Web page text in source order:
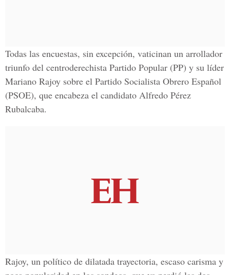
Todas las encuestas, sin excepción, vaticinan un arrollador
triunfo del centroderechista Partido Popular (PP) y su líder
Mariano Rajoy sobre el Partido Socialista Obrero Español
(PSOE), que encabeza el candidato Alfredo Pérez
Rubalcaba.
Rajoy, un político de dilatada trayectoria, escaso carisma y